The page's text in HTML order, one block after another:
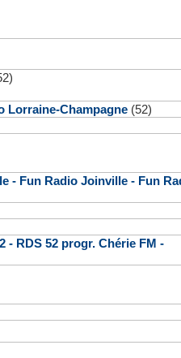
Lorraine-Champagne (52)
- Fun Radio Joinville - Fun
- RDS 52 progr. Chérie FM -